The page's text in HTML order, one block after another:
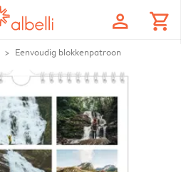
profile shopping_cart
Eenvoudig blokkenpatroon